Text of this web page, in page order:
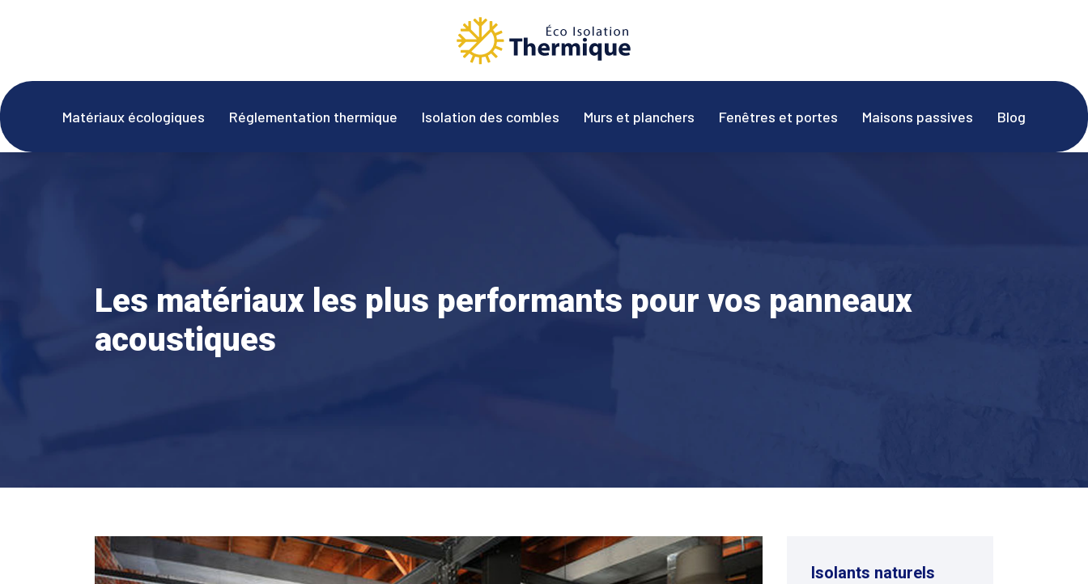
Matériaux écologiques Réglementation thermique Isolation des combles Murs et planchers Fenêtres et portes Maisons passives Blog
Les matériaux les plus performants pour vos panneaux
acoustiques
Isolants naturels